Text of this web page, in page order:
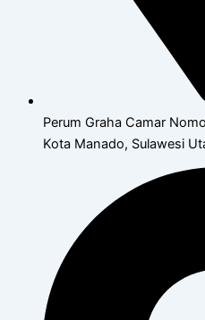
Perum Graha Camar
Kota Manado, Sulawesi